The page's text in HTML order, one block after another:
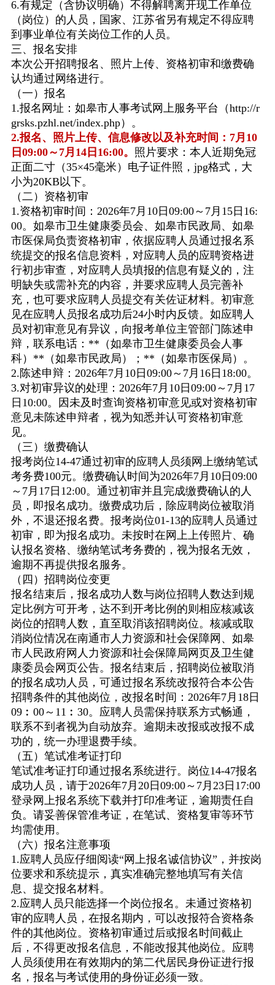
6.有规定（含协议明确）不得解聘离开现工作单位
（岗位）的人员，国家、江苏省另有规定不得应聘
到事业单位有关岗位工作的人员。
三、报名安排
本次公开招聘报名、照片上传、资格初审和缴费确
认均通过网络进行。
（一）报名
1.报名网址：如皋市人事考试网上服务平台（http://r
grsks.pzhl.net/index.php）。
2.报名、照片上传、信息修改以及补充时间： 7月 10
日09:00～ 7月 14 日 16:00。 照片要求：本人近期免冠
正面二寸（35×45毫米）电子证件照，jpg格式，大
小为20KB以下。
（二）资格初审
1.资格初审时间：2026年7月 10 日09:00～ 7月 15 日 16:
00。如皋市卫生健康委员会、如皋市民政局、如皋
市医保局负责资格初审，依据应聘人员通过报名系
统提交的报名信息资料，对应聘人员的应聘资格进
行初步审查，对应聘人员填报的信息有疑义的，注
明缺失或需补充的内容，并要求应聘人员完善补
充，也可要求应聘人员提交有关佐证材料。初审意
见在应聘人员报名成功后24小时内反馈。如应聘人
员对初审意见有异议，向报考单位主管部门陈述申
辩，联系电话： ** （如皋市卫生健康委员会人事
科） ** （如皋市民政局）； ** （如皋市医保局）。
2. 陈述申辩：2026年7月 10 日09:00～ 7月 16 日 18:00。
3.对初审异议的处理：2026年7月 10 日09:00～ 7月 17
日 10:00。因未及时查询资格初审意见或对资格初审
意见未陈述申辩者，视为知悉并认可资格初审意
见。
（三）缴费确认
报考岗位14-47通过初审的应聘人员须网上缴纳笔试
考务费100元。缴费确认时间为2026年7月 10 日09:00
～ 7月 17 日 12:00。通过初审并且完成缴费确认的人
员，即报名成功。缴费成功后，除应聘岗位被取消
外，不退还报名费。报考岗位01-13的应聘人员通过
初审，即为报名成功。未按时在网上上传照片、确
认报名资格、缴纳笔试考务费的，视为报名无效，
逾期不再提供报名服务。
（四）招聘岗位变更
报名结束后，报名成功人数与岗位招聘人数达到规
定比例方可开考，达不到开考比例的则相应核减该
岗位的招聘人数，直至取消该招聘岗位。核减或取
消岗位情况在南通市人力资源和社会保障网、如皋
市人民政府网人力资源和社会保障局网页及卫生健
康委员会网页公告。报名结束后，招聘岗位被取消
的报名成功人员，可通过报名系统改报符合本公告
招聘条件的其他岗位，改报名时间：2026年7月 18 日
09 ︰00～ 11 ︰30。应聘人员需保持联系方式畅通，
联系不到者视为自动放弃。逾期未改报或改报不成
功的，统一办理退费手续。
（五）笔试准考证打印
笔试准考证打印通过报名系统进行。岗位14-47报名
成功人员，请于2026年7月20 日09:00～ 7月23 日 17:00
登录网上报名系统下载并打印准考证，逾期责任自
负。请妥善保管准考证，在笔试、资格复审等环节
均需使用。
（六）报名注意事项
1.应聘人员应仔细阅读“网上报名诚信协议” ，并按岗
位要求和系统提示，真实准确完整地填写有关信
息、提交报名材料。
2.应聘人员只能选择一个岗位报名。未通过资格初
审的应聘人员，在报名期内，可以改报符合资格条
件的其他岗位。资格初审通过后或报名时间截止
后，不得更改报名信息，不能改报其他岗位。应聘
人员须使用在有效期内的第二代居民身份证进行报
名，报名与考试使用的身份证必须一致。